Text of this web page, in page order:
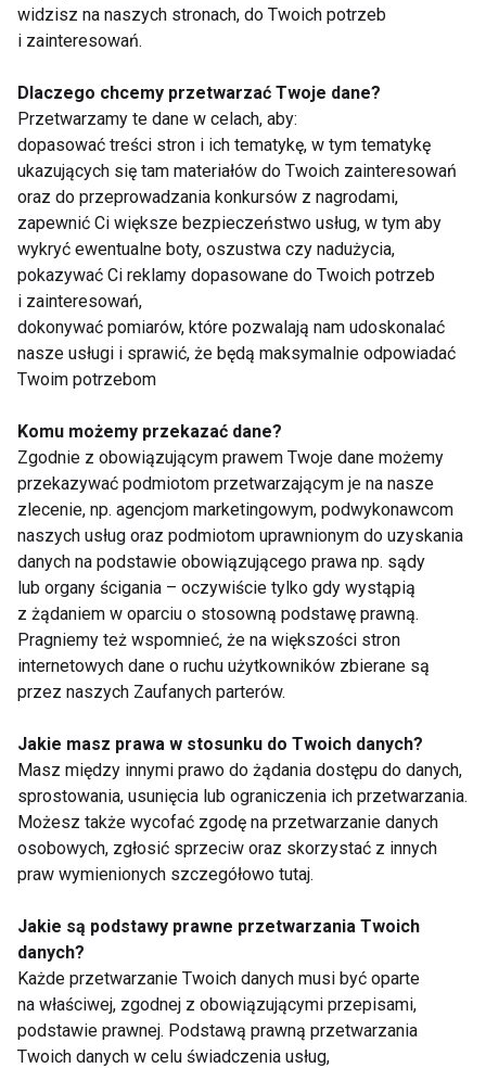
Zdrowie
Klinika Implantologii -
nowoczesne
rozwiązania dla
zdrowego i pięknego
uśmiechu
Jakie zabiegi
pomogą Ci zadbać o
piękny uśmiech?
Chiropraktyka i
biorezonans – kiedy
warto z nich
skorzystać?
Holistyczne podejście
do zdrowia w
Krakowie
Niezbędne dla serca i
mięśni. Dlaczego
warto suplementować
kwasy omega-3?
Pokaż więcej
Alkohol
Detoks alkoholowy:
Droga do trzeźwości –
Praktyczne wskazówki
i informacje
Świadomości FAS –
Cichy Zabójca
Potencjału
Dziecięcego
widzisz na naszych stronach, do Twoich potrzeb
i zainteresowań.
Dlaczego chcemy przetwarzać Twoje dane?
Przetwarzamy te dane w celach, aby:
dopasować treści stron i ich tematykę, w tym tematykę
ukazujących się tam materiałów do Twoich zainteresowań
oraz do przeprowadzania konkursów z nagrodami,
zapewnić Ci większe bezpieczeństwo usług, w tym aby
wykryć ewentualne boty, oszustwa czy nadużycia,
pokazywać Ci reklamy dopasowane do Twoich potrzeb
i zainteresowań,
dokonywać pomiarów, które pozwalają nam udoskonalać
nasze usługi i sprawić, że będą maksymalnie odpowiadać
Twoim potrzebom
Komu możemy przekazać dane?
Zgodnie z obowiązującym prawem Twoje dane możemy
przekazywać podmiotom przetwarzającym je na nasze
zlecenie, np. agencjom marketingowym, podwykonawcom
naszych usług oraz podmiotom uprawnionym do uzyskania
danych na podstawie obowiązującego prawa np. sądy
lub organy ścigania – oczywiście tylko gdy wystąpią
z żądaniem w oparciu o stosowną podstawę prawną.
Pragniemy też wspomnieć, że na większości stron
internetowych dane o ruchu użytkowników zbierane są
przez naszych Zaufanych parterów.
Jakie masz prawa w stosunku do Twoich danych?
Masz między innymi prawo do żądania dostępu do danych,
sprostowania, usunięcia lub ograniczenia ich przetwarzania.
Możesz także wycofać zgodę na przetwarzanie danych
osobowych, zgłosić sprzeciw oraz skorzystać z innych
praw wymienionych szczegółowo tutaj.
Jakie są podstawy prawne przetwarzania Twoich
danych?
Każde przetwarzanie Twoich danych musi być oparte
na właściwej, zgodnej z obowiązującymi przepisami,
podstawie prawnej. Podstawą prawną przetwarzania
Twoich danych w celu świadczenia usług,